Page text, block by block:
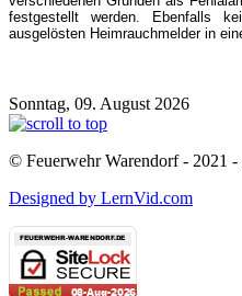
festgestellt werden. Ebenfalls
ausgelösten Heimrauchmelder in
Sonntag, 09. August 2026
© Feuerwehr Warendorf - 2021 -
Designed by LernVid.com